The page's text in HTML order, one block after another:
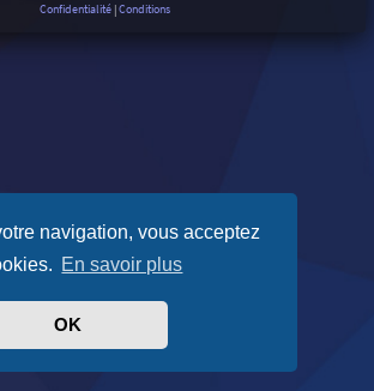
navigation, vous acceptez
En savoir plus
OK
Confidentialité |Conditions